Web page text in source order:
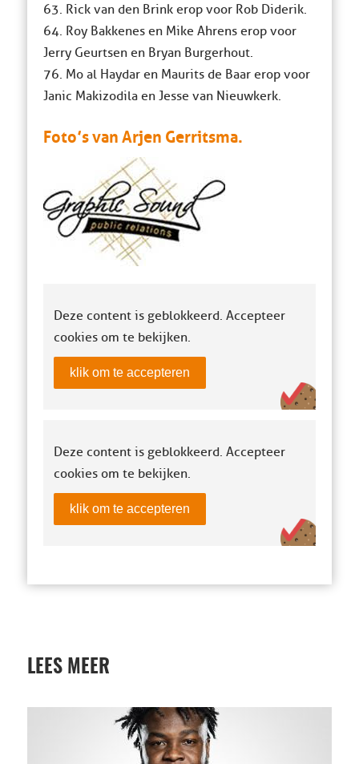
63. Rick van den Brink erop voor Rob Diderik.
64. Roy Bakkenes en Mike Ahrens erop voor
Jerry Geurtsen en Bryan Burgerhout.
76. Mo al Haydar en Maurits de Baar erop voor
Janic Makizodila en Jesse van Nieuwkerk.
Foto’s van Arjen Gerritsma.
Deze content is geblokkeerd. Accepteer
cookies om te bekijken.
klik om te accepteren
Deze content is geblokkeerd. Accepteer
cookies om te bekijken.
klik om te accepteren
LEES MEER